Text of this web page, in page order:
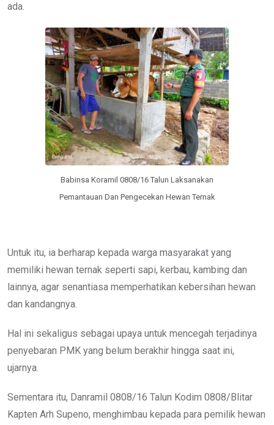
ada.
Babinsa Koramil 0808/16 Talun Laksanakan
Pemantauan Dan Pengecekan Hewan Ternak
Untuk itu, ia berharap kepada warga masyarakat yang
memiliki hewan ternak seperti sapi, kerbau, kambing dan
lainnya, agar senantiasa memperhatikan kebersihan hewan
dan kandangnya.
Hal ini sekaligus sebagai upaya untuk mencegah terjadinya
penyebaran PMK yang belum berakhir hingga saat ini,
ujarnya.
Sementara itu, Danramil 0808/16 Talun Kodim 0808/Blitar
Kapten Arh Supeno, menghimbau kepada para pemilik hewan